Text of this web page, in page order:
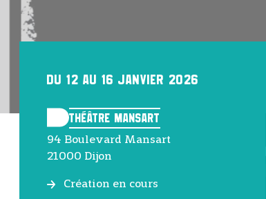
Du 12 Au 16 Janvier 2026
Théâtre Mansart
94 Boulevard Mansart
21000 Dijon
Création en cours